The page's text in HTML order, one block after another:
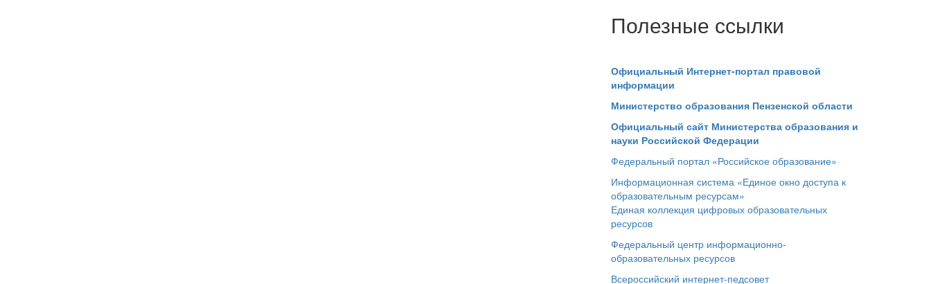
Полезные ссылки
Официальный Интернет-портал правовой
информации
Министерство образования Пензенской области
Официальный сайт Министерства образования и
науки Российской Федерации
Федеральный портал «Российское образование»
Информационная система «Единое окно доступа к
образовательным ресурсам»
Единая коллекция цифровых образовательных
ресурсов
Федеральный центр информационно-
образовательных ресурсов
Всероссийский интернет-педсовет